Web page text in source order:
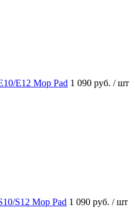
E12 Mop Pad 1 090 руб. / шт
S12 Mop Pad 1 090 руб. / шт